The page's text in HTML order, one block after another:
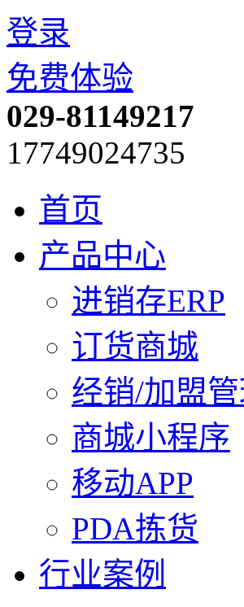
登录
免费体验
029-81149217
17749024735
首页
产品中心
进销存ERP
订货商城
经销/加盟
商城小程序
移动APP
PDA拣货
行业案例